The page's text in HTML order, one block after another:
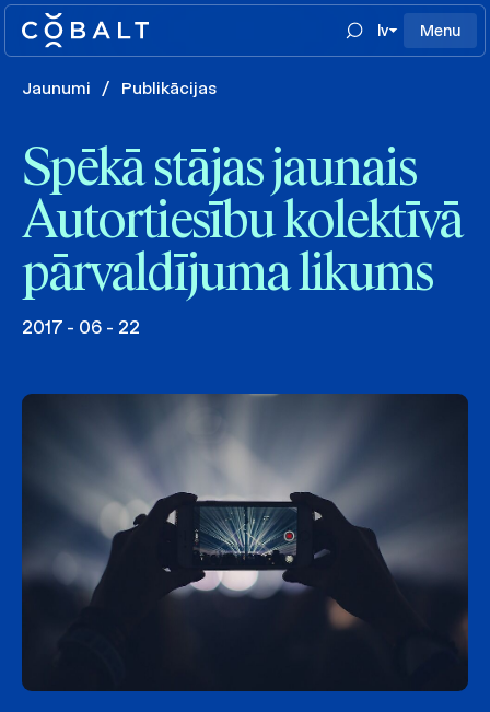
lv Menu
Jaunumi / Publikācijas
Spēkā stājas jaunais
Autortiesību kolektīvā
pārvaldījuma likums
2017 - 06 - 22